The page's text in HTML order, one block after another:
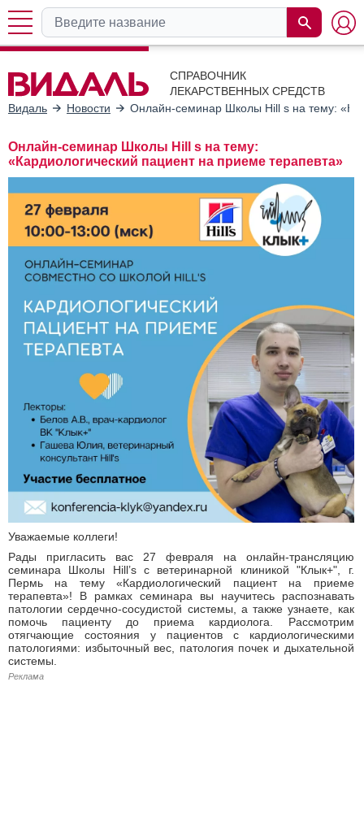
СПРАВОЧНИК
ЛЕКАРСТВЕННЫХ СРЕДСТВ
Видаль
Новости Онлайн-семинар Школы Hill s на тему:
Онлайн-семинар Школы Hill s на тему:
«Кардиологический пациент на приеме терапевта»
Уважаемые коллеги!
Рады пригласить вас 27 февраля на онлайн-трансляцию
семинара Школы Hill’s с ветеринарной клиникой "Клык+", г.
Пермь на тему «Кардиологический пациент на приеме
терапевта»! В рамках семинара вы научитесь распознавать
патологии сердечно-сосудистой системы, а также узнаете, как
помочь пациенту до приема кардиолога. Рассмотрим
отягчающие состояния у пациентов с кардиологическими
патологиями: избыточный вес, патология почек и дыхательной
системы.
Реклама